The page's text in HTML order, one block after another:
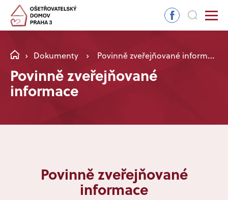
Dokumenty Povinně zveřejňované informace
Povinně zveřejňované
informace
Povinně zveřejňované
informace